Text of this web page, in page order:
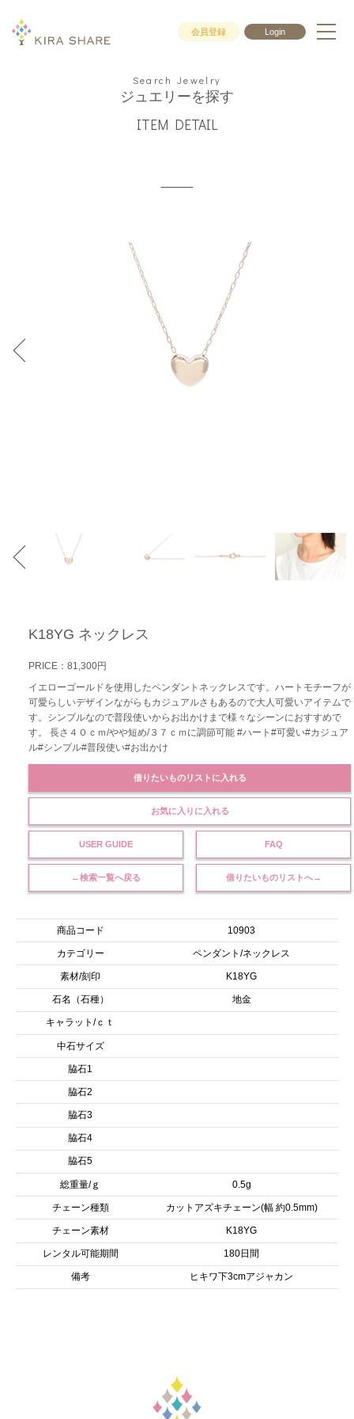
会員登録 Login
Search Jewelry
ジュエリーを探す
ITEM DETAIL
K18YG ネックレス
PRICE：81,300円
イエローゴールドを使用したペンダントネックレスです。ハートモチーフが
可愛らしいデザインながらもカジュアルさもあるので大人可愛いアイテムで
す。シンプルなので普段使いからお出かけまで様々なシーンにおすすめで
す。 長さ４０ｃｍ/やや短め/３７ｃｍに調節可能 #ハート#可愛い#カジュア
ル#シンプル#普段使い#お出かけ
借りたいものリストに入れる
お気に入りに入れる
USER GUIDE FAQ
←検索一覧へ戻る 借りたいものリストへ→
商品コード 10903
カテゴリー ペンダント/ネックレス
素材/刻印 K18YG
石名（石種） 地金
キャラット/ｃｔ
中石サイズ
脇石1
脇石2
脇石3
脇石4
脇石5
総重量/ｇ 0.5g
チェーン種類 カットアズキチェーン(幅 約0.5mm)
チェーン素材 K18YG
レンタル可能期間 180日間
備考 ヒキワ下3cmアジャカン